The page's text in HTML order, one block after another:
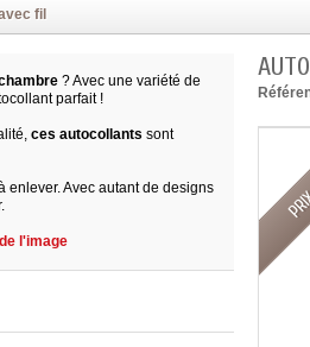
fil
? Avec une variété de
parfait !
ces autocollants sont
enlever. Avec autant de designs
l'image